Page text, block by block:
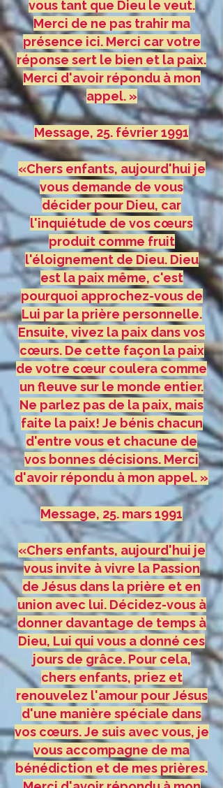
vous tant que Dieu le veut.
Merci de ne pas trahir ma
présence ici. Merci car votre
réponse sert le bien et la paix.
Merci d'avoir répondu à mon
appel. »
Message, 25. février 1991
«Chers enfants, aujourd'hui je
vous demande de vous
décider pour Dieu, car
l'inquiétude de vos cœurs
produit comme fruit
l'éloignement de Dieu. Dieu
est la paix même, c'est
pourquoi approchez-vous de
Lui par la prière personnelle.
Ensuite, vivez la paix dans vos
cœurs. De cette façon la paix
de votre cœur coulera comme
un fleuve sur le monde entier.
Ne parlez pas de la paix, mais
faite la paix! Je bénis chacun
d'entre vous et chacune de
vos bonnes décisions. Merci
d'avoir répondu à mon appel. »
Message, 25. mars 1991
«Chers enfants, aujourd'hui je
vous invite à vivre la Passion
de Jésus dans la prière et en
union avec lui. Décidez-vous à
donner davantage de temps à
Dieu, Lui qui vous a donné ces
jours de grâce. Pour cela,
chers enfants, priez et
renouvelez l'amour pour Jésus
d'une manière spéciale dans
vos cœurs. Je suis avec vous, je
vous accompagne de ma
bénédiction et de mes prières.